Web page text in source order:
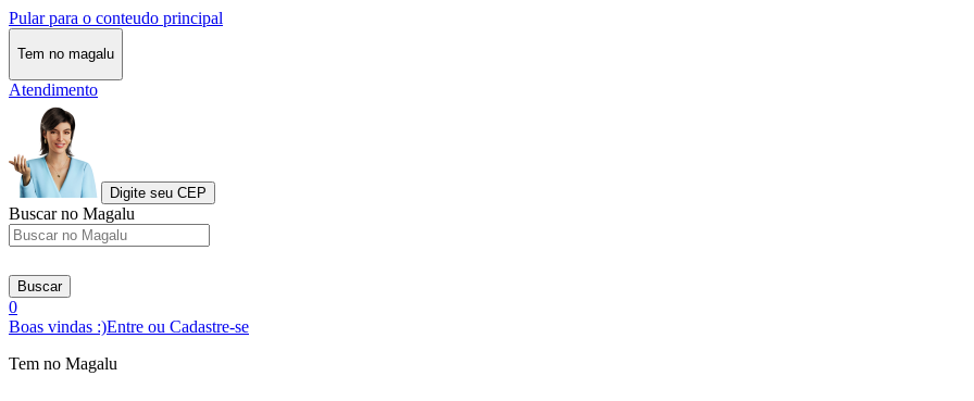
Pular para o conteudo principal
Tem no magalu
Atendimento
Digite seu CEP
Buscar no Magalu
Buscar
0
Boas vindas :)Entre ou Cadastre-se
Tem no Magalu